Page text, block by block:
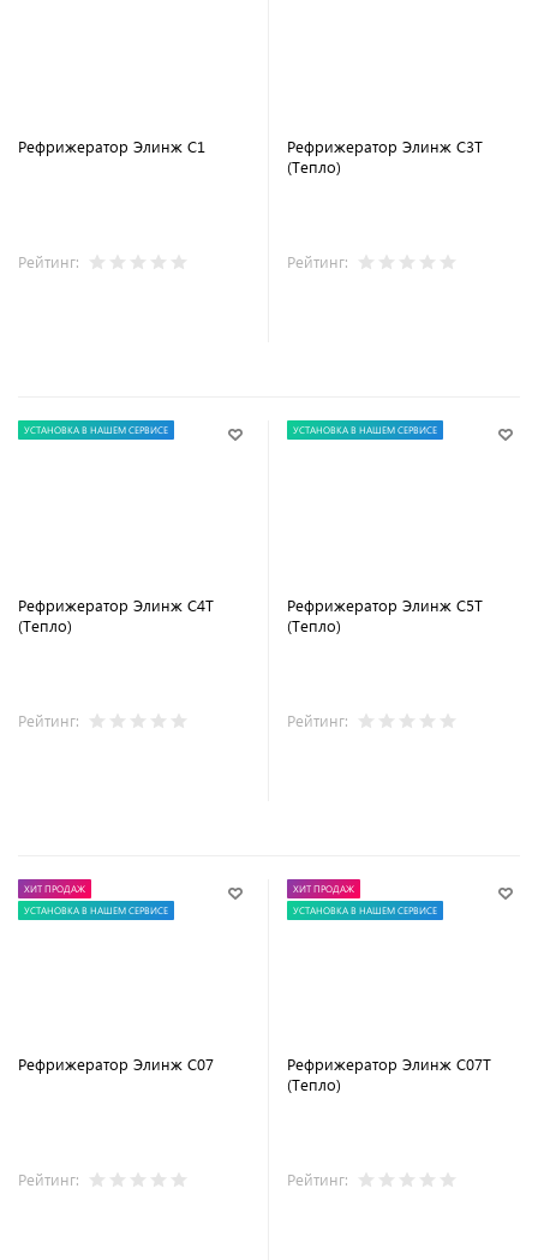
Рефрижератор Элинж С1
Рейтинг:
Рефрижератор Элинж С3Т
(Тепло)
Рейтинг:
УСТАНОВКА В НАШЕМ СЕРВИСЕ
Рефрижератор Элинж С4Т
(Тепло)
Рейтинг:
УСТАНОВКА В НАШЕМ СЕРВИСЕ
Рефрижератор Элинж С5Т
(Тепло)
Рейтинг:
ХИТ ПРОДАЖ
УСТАНОВКА В НАШЕМ СЕРВИСЕ
Рефрижератор Элинж С07
Рейтинг:
ХИТ ПРОДАЖ
УСТАНОВКА В НАШЕМ СЕРВИСЕ
Рефрижератор Элинж С07Т
(Тепло)
Рейтинг: